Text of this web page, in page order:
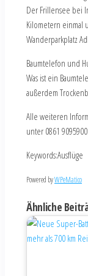
Der Frillensee bei
Kilometern einmal
Wanderparkplatz
Baumtelefon und
Was ist ein
außerdem
Alle weiteren
unter 0861 9095900.
Keywords:Ausflüge
Powered byWPeMatico
Ähnliche